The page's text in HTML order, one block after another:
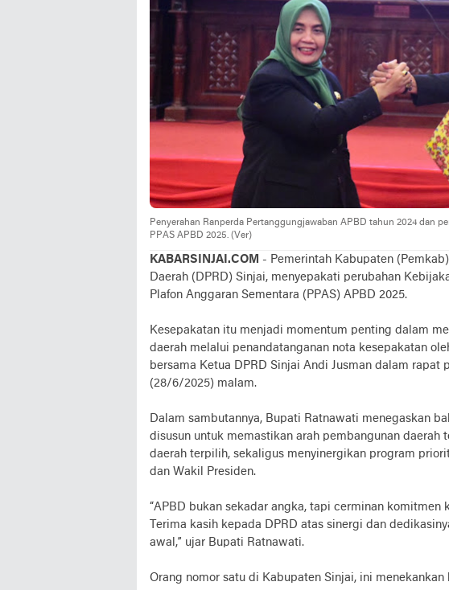
Penyerahan Ranperda Pertanggungjawaban APBD tahun 2024 dan
PPAS APBD 2025. (Ver)
KABARSINJAI.COM - Pemerintah Kabupaten
Daerah (DPRD) Sinjai, menyepakati perubahan
Plafon Anggaran Sementara (PPAS) APBD 2025.
Kesepakatan itu menjadi momentum penting dalam
daerah melalui penandatanganan nota kesepakatan
bersama Ketua DPRD Sinjai Andi Jusman dalam rapat
(28/6/2025) malam.
Dalam sambutannya, Bupati Ratnawati menegaskan
disusun untuk memastikan arah pembangunan daerah
daerah terpilih, sekaligus menyinergikan program
dan Wakil Presiden.
“APBD bukan sekadar angka, tapi cerminan komitmen
Terima kasih kepada DPRD atas sinergi dan
awal,” ujar Bupati Ratnawati.
Orang nomor satu di Kabupaten Sinjai, ini